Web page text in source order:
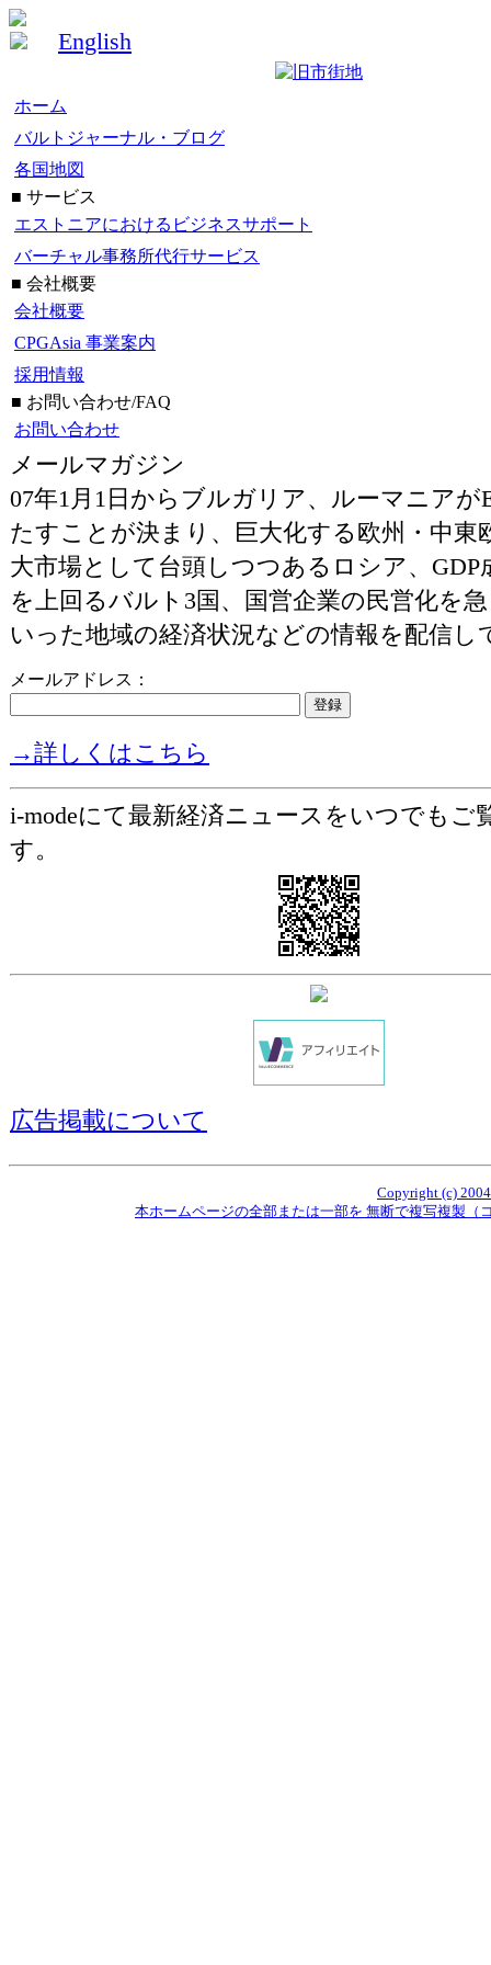
English
ホーム
バルトジャーナル・ブログ
各国地図
■ サービス
エストニアにおけるビジネスサポート
バーチャル事務所代行サービス
■ 会社概要
会社概要
CPGAsia 事業案内
採用情報
■ お問い合わせ/FAQ
お問い合わせ
メールマガジン
07年1月1日からブルガリア、ルーマニアが
たすことが決まり、巨大化する欧州・中東
大市場として台頭しつつあるロシア、GDP
を上回るバルト3国、国営企業の民営化を
いった地域の経済状況などの情報を配信し
メールアドレス：
→詳しくはこちら
i-modeにて最新経済ニュースをいつでもご
す。
広告掲載について
Copyright (c)
本ホームページの全部または一部を 無断で複写複製（